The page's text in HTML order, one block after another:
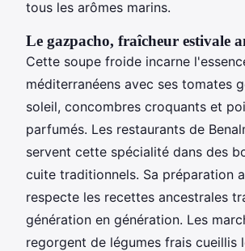
tous les arômes marins.
Le gazpacho, fraîcheur estivale
Cette soupe froide incarne
méditerranéens avec ses tomates
soleil, concombres croquants et
parfumés. Les restaurants de
servent cette spécialité dans des
cuite traditionnels. Sa préparation
respecte les recettes ancestrales
génération en génération. Les
regorgent de légumes frais cueillis